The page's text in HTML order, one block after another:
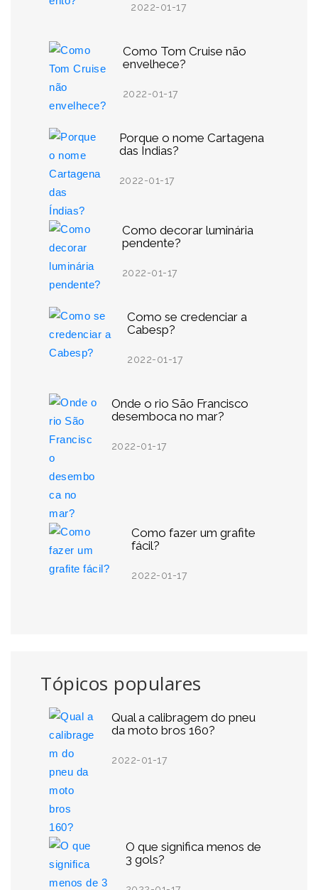
2022-01-17
Como Tom Cruise não
envelhece?
2022-01-17
Porque o nome Cartagena
das Índias?
2022-01-17
Como decorar luminária
pendente?
2022-01-17
Como se credenciar a
Cabesp?
2022-01-17
Onde o rio São Francisco
desemboca no mar?
2022-01-17
Como fazer um grafite
fácil?
2022-01-17
Tópicos populares
Qual a calibragem do pneu
da moto bros 160?
2022-01-17
O que significa menos de
3 gols?